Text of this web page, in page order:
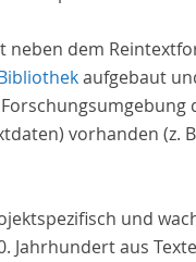
neben dem
aufgebaut
vorhanden (z.
und
Jahrhundert aus